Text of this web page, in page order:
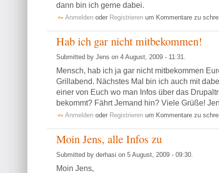
dann bin ich gerne dabei.
Anmelden oder Registrieren um Kommentare zu
Hab ich gar nicht mitbekommen!
Submitted by Jens on 4 August, 2009 - 11:31.
Mensch, hab ich ja gar nicht mitbekommen
Grillabend. Nächstes Mal bin ich auch mit
einer von Euch wo man Infos über das
bekommt? Fährt Jemand hin? Viele Grüße!
Anmelden oder Registrieren um Kommentare zu
Moin Jens, alle Infos zu
Submitted by derhasi on 5 August, 2009 - 09:30.
Moin Jens,